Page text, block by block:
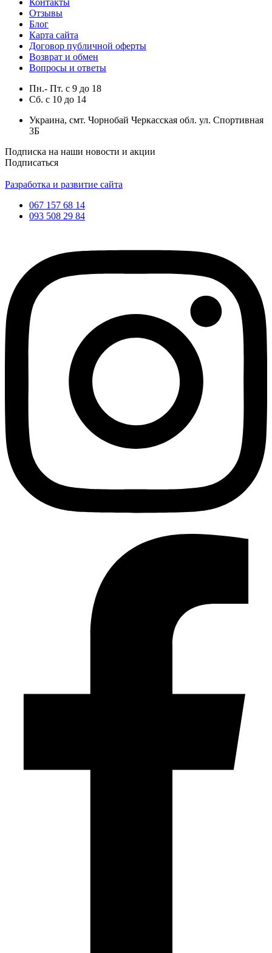
Контакты
Отзывы
Блог
Карта сайта
Договор публичной оферты
Возврат и обмен
Вопросы и ответы
Пн.- Пт. с 9 до 18
Сб. с 10 до 14
Украина, смт. Чорнобай Черкасская обл. ул. Спортивная
3Б
Подписка на наши новости и акции
Подписаться
Разработка и развитие сайта
067 157 68 14
093 508 29 84